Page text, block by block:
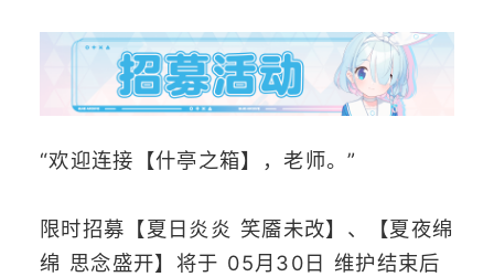
“欢迎连接【什亭之箱】，老师。”
限时招募【夏日炎炎 笑靥未改】、【夏夜绵
绵 思念盛开】将于 05月30日 维护结束后